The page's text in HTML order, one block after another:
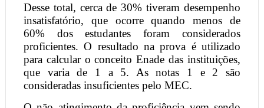
Desse total, cerca de 30% tiveram desempenho
insatisfatório, que ocorre quando menos de
60% dos estudantes foram considerados
proficientes. O resultado na prova é utilizado
para calcular o conceito Enade das instituições,
que varia de 1 a 5. As notas 1 e 2 são
consideradas insuficientes pelo MEC.